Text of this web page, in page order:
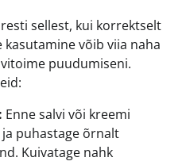
sellest, kui korrektselt
kasutamine võib viia naha
puudumiseni.
Enne salvi või kreemi
puhastage õrnalt
Kuivatage nahk